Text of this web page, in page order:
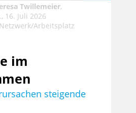
Twillemeier,
16. Juli 2026
Netzwerk/Arbeitsplatz
im
steigende